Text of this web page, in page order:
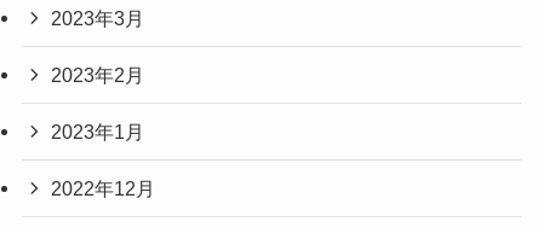
2023年3月
2023年2月
2023年1月
2022年12月